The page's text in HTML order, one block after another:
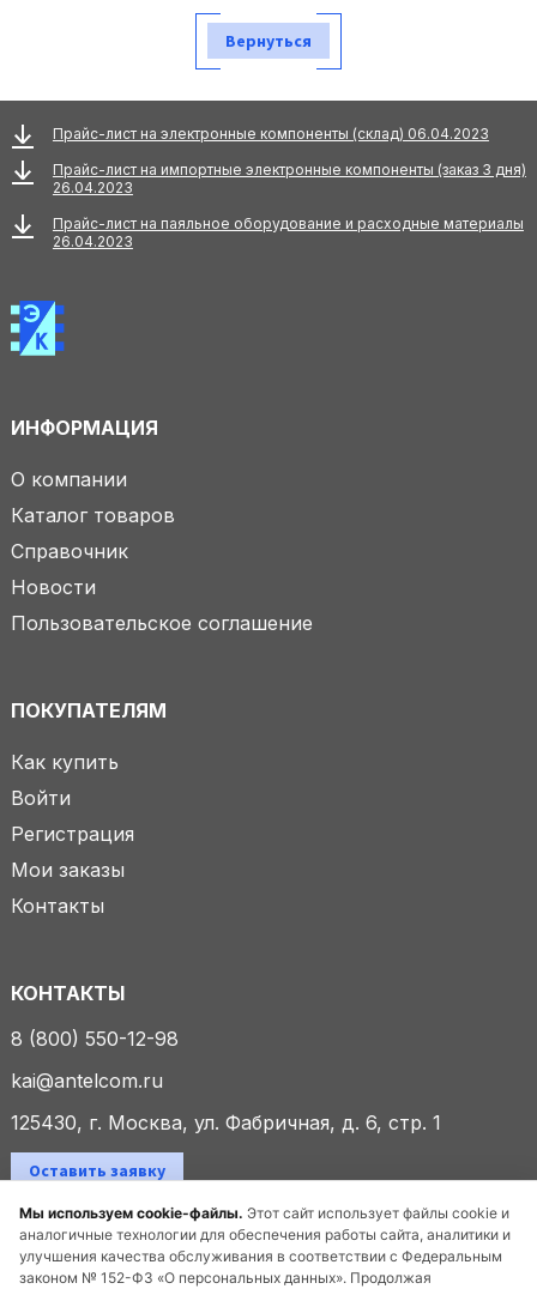
Мы используем cookie-файлы. Этот сайт использует файлы cookie и
аналогичные технологии для обеспечения работы сайта, аналитики и
улучшения качества обслуживания в соответствии с Федеральным
законом № 152-ФЗ «О персональных данных». Продолжая
Вернуться
Прайс-лист на электронные компоненты (склад) 06.04.2023
Прайс-лист на импортные электронные компоненты (заказ 3 дня)
26.04.2023
Прайс-лист на паяльное оборудование и расходные материалы
26.04.2023
ИНФОРМАЦИЯ
О компании
Каталог товаров
Справочник
Новости
Пользовательское соглашение
ПОКУПАТЕЛЯМ
Как купить
Войти
Регистрация
Мои заказы
Контакты
КОНТАКТЫ
8 (800) 550-12-98
kai@antelcom.ru
125430, г. Москва, ул. Фабричная, д. 6, стр. 1
Оставить заявку
© 2025 ООО «Антелком». Все права защищены.